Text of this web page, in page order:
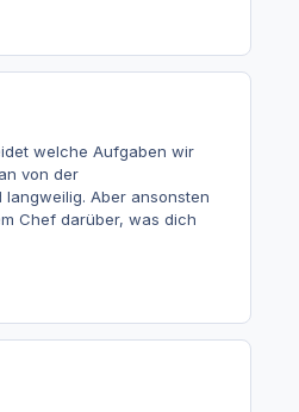
welche Aufgaben wir
von der
Aber ansonsten
Chef darüber, was dich